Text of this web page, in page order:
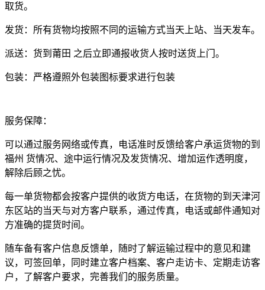
取货。
发货：所有货物均按照不同的运输方式当天上站、当天发车。
派送：货到莆田 之后立即通报收货人按时送货上门。
包装：严格遵照外包装图标要求进行包装
服务保障：
可以通过服务网络或传真，电话准时反馈给客户承运货物的到
福州 货情况、途中运行情况及发货情况、增加运作透明度，
解除后顾之忧。
每一单货物都会按客户提供的收货方电话，在货物的到天津河
东区站的当天与对方客户联系，通过传真，电话或邮件通知对
方准确的提货时间。
随车备有客户信息反馈单，随时了解运输过程中的意见和建
议，可签回单，同时建立客户档案、客户走访卡、定期走访客
户，了解客户要求，完善我们的服务质量。